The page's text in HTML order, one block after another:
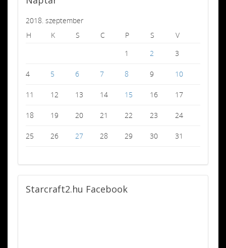
2018. szeptember
H
K S C P S
V
1
2 3
4 5 6 7 8 9 10
11 12 13 14 15 16 17
18 19 20 21 22 23 24
25 26 27 28 29 30 31
Starcraft2.hu Facebook